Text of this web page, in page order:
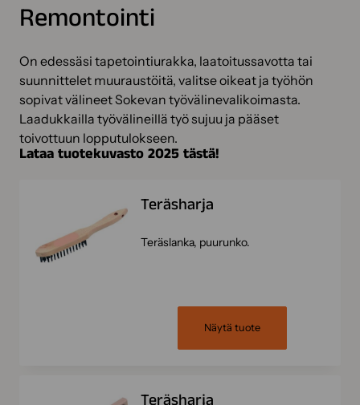
Remontointi
On edessäsi tapetointiurakka, laatoitussavotta tai
suunnittelet muuraustöitä, valitse oikeat ja työhön
sopivat välineet Sokevan työvälinevalikoimasta.
Laadukkailla työvälineillä työ sujuu ja pääset
toivottuun lopputulokseen.
Lataa tuotekuvasto 2025 tästä!
Teräsharja
Teräslanka, puurunko.
Näytä tuote